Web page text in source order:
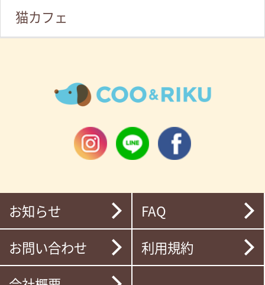
猫カフェ
お知らせ
お問い合わせ
FAQ
利用規約